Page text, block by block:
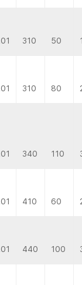
310 50
310 80
340 110
410 60
440 100